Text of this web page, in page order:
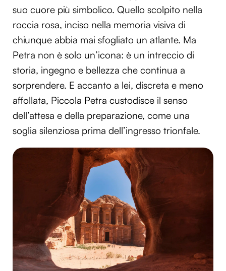
suo cuore più simbolico. Quello scolpito nella
roccia rosa, inciso nella memoria visiva di
chiunque abbia mai sfogliato un atlante. Ma
Petra non è solo un’icona: è un intreccio di
storia, ingegno e bellezza che continua a
sorprendere. E accanto a lei, discreta e meno
affollata, Piccola Petra custodisce il senso
dell’attesa e della preparazione, come una
soglia silenziosa prima dell’ingresso trionfale.